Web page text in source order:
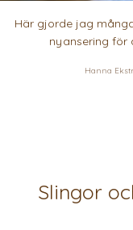
Här gjorde jag
nyansering för
Hanna
Slingor